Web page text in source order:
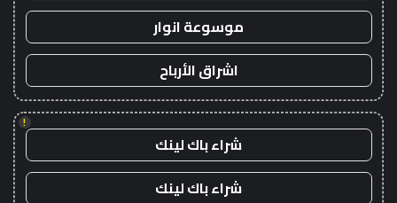
موسوعة انوار
اشراق الأرباح
!
شراء باك لينك
شراء باك لينك